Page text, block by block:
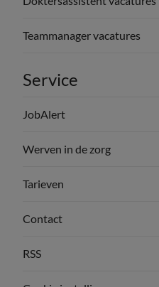
Teammanager vacatures
Service
JobAlert
Werven in de zorg
Tarieven
Contact
RSS